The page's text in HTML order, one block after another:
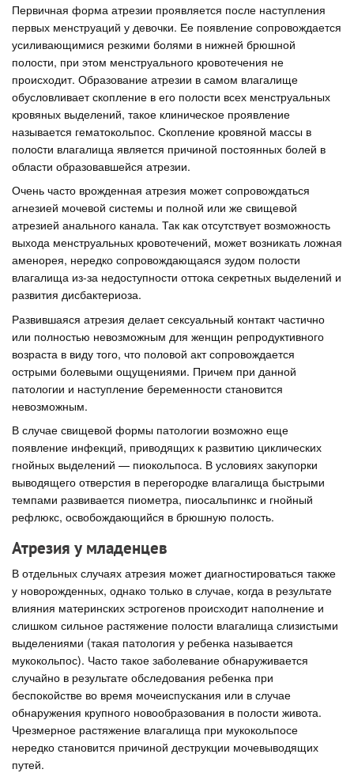
Первичная форма атрезии проявляется после наступления
первых менструаций у девочки. Ее появление сопровождается
усиливающимися резкими болями в нижней брюшной
полости, при этом менструального кровотечения не
происходит. Образование атрезии в самом влагалище
обусловливает скопление в его полости всех менструальных
кровяных выделений, такое клиническое проявление
называется гематокольпос. Скопление кровяной массы в
полоcти влагалища является причиной постоянных болей в
области образовавшейся атрезии.
Очень часто врожденная атрезия может сопровождаться
агнезией мочевой системы и полной или же свищевой
атрезией анального канала. Так как отсутствует возможность
выхода менструальных кровотечений, может возникать ложная
аменорея, нередко сопровождающаяся зудом полости
влагалища из-за недоступности оттока секретных выделений и
развития дисбактериоза.
Развившаяся атрезия делает сексуальный контакт частично
или полностью невозможным для женщин репродуктивного
возраста в виду того, что половой акт сопровождается
острыми болевыми ощущениями. Причем при данной
патологии и наступление беременности становится
невозможным.
В случае свищевой формы патологии возможно еще
появление инфекций, приводящих к развитию циклических
гнойных выделений — пиокольпоса. В условиях закупорки
выводящего отверстия в перегородке влагалища быстрыми
темпами развивается пиометра, пиосальпинкс и гнойный
рефлюкс, освобождающийся в брюшную полость.
Атрезия у младенцев
В отдельных случаях атрезия может диагностироваться также
у новорожденных, однако только в случае, когда в результате
влияния материнских эстрогенов происходит наполнение и
слишком сильное растяжение полости влагалища слизистыми
выделениями (такая патология у ребенка называется
мукокольпос). Часто такое заболевание обнаруживается
случайно в результате обследования ребенка при
беспокойстве во время мочеиспускания или в случае
обнаружения крупного новообразования в полости живота.
Чрезмерное растяжение влагалища при мукокольпосе
нередко становится причиной деструкции мочевыводящих
путей.